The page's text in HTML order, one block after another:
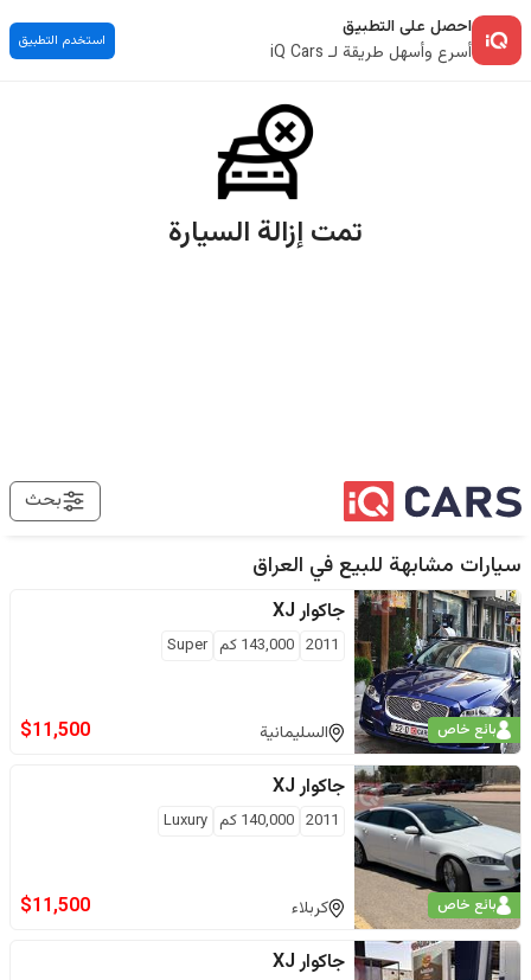
احصل على التطبيق
أسرع وأسهل طريقة لـ iQ Cars
استخدم التطبيق
تمت إزالة السيارة
بحث
سيارات مشابهة للبيع في العراق
بائع خاص
جاكوار XJ
2011
143,000 كم Super
السليمانية $11,500
بائع خاص
جاكوار XJ
2011
140,000 كم Luxury
كربلاء $11,500
جاكوار XJ